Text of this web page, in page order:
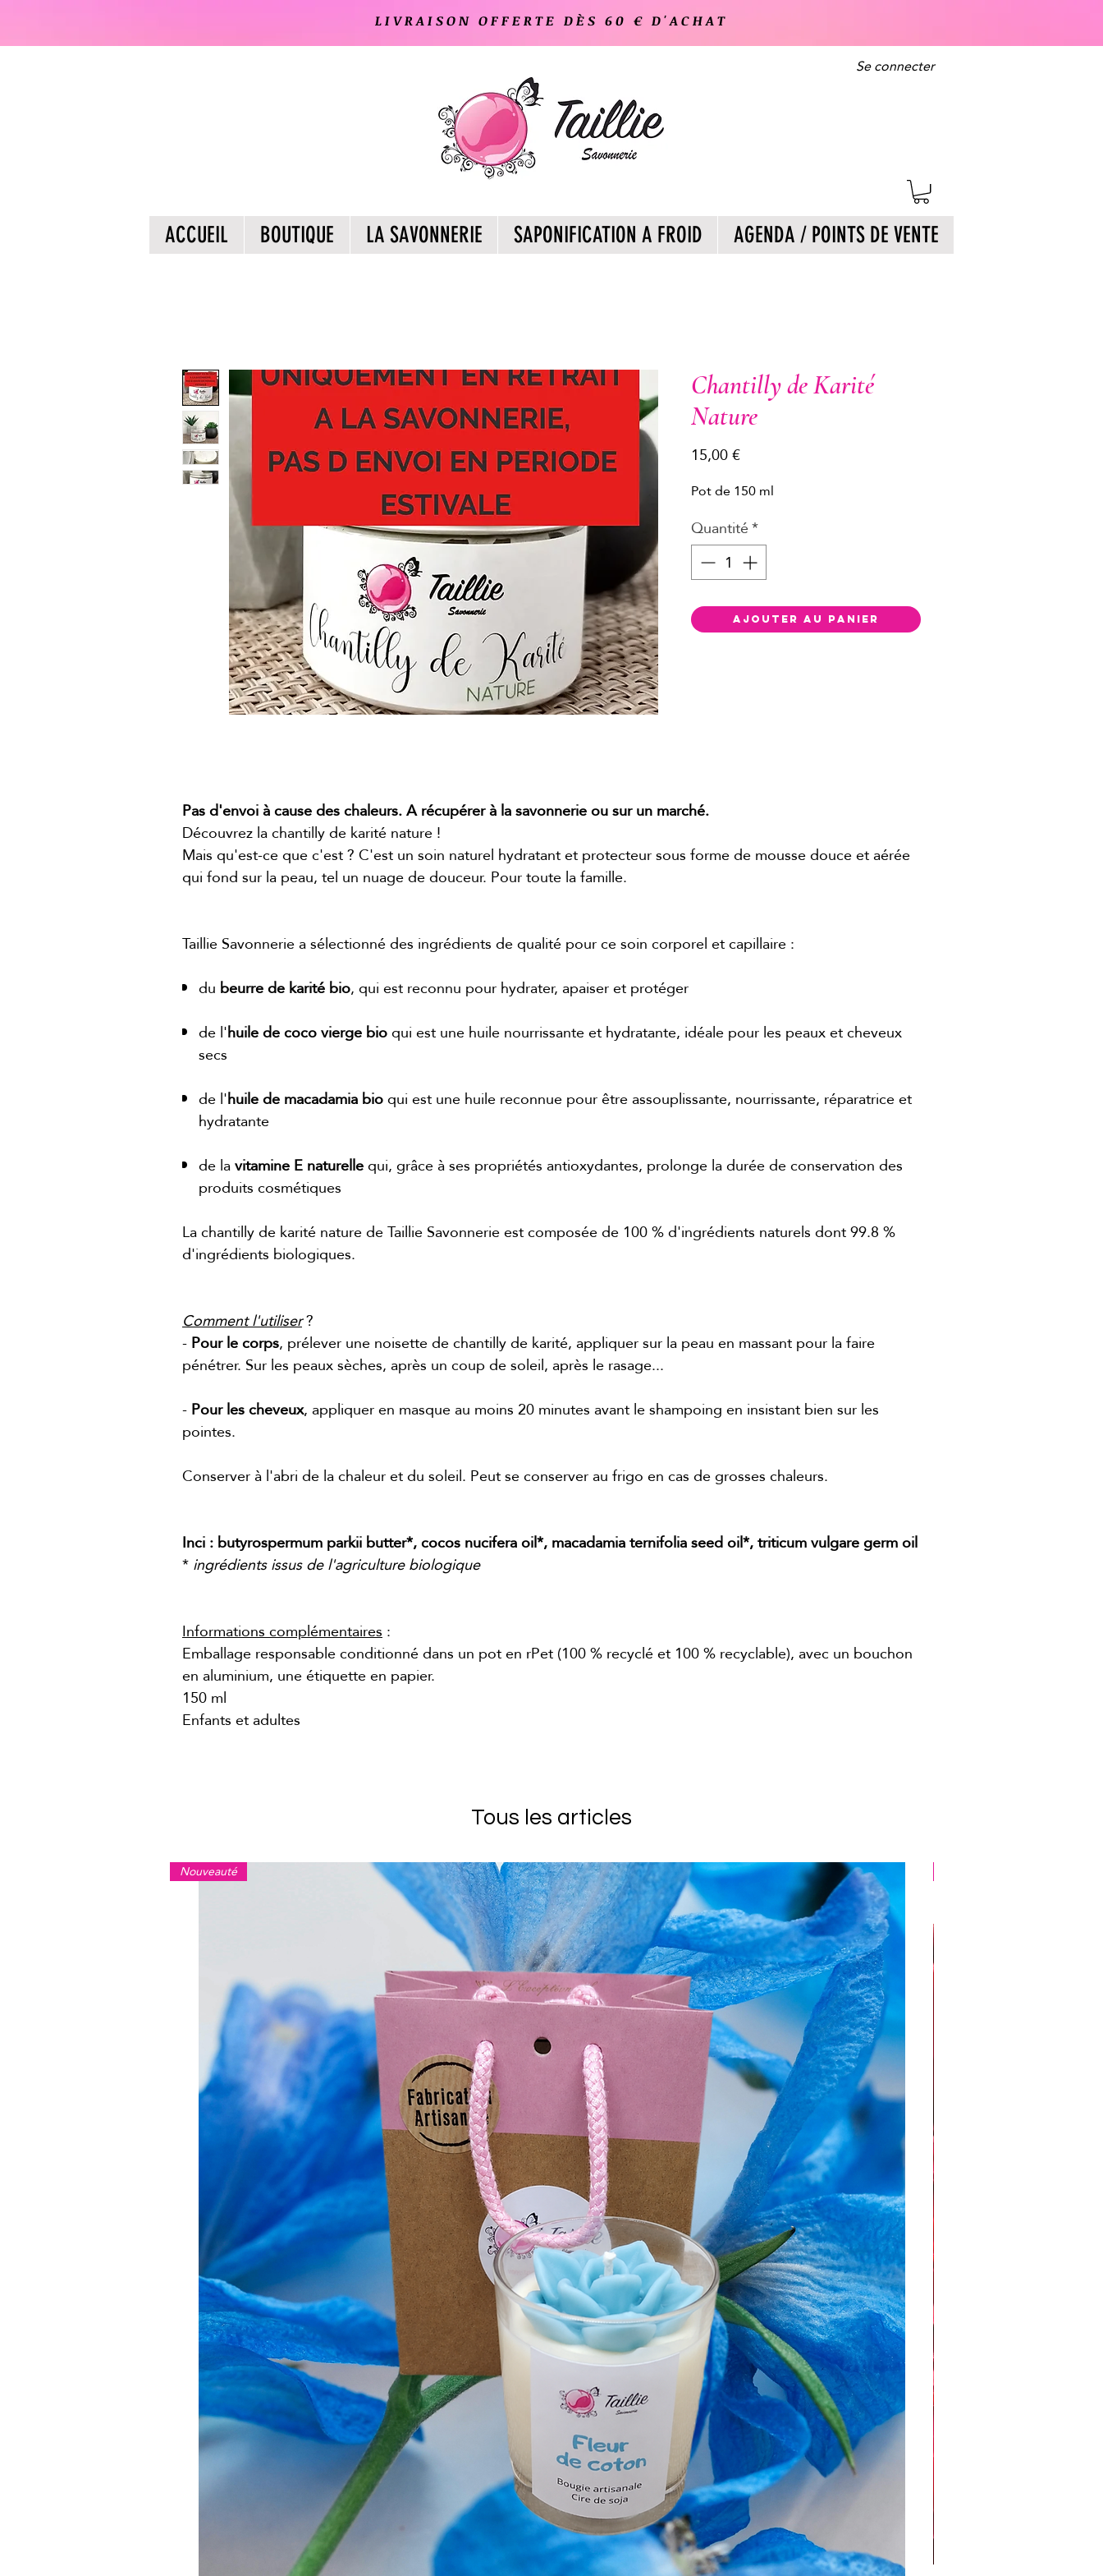
LIVRAISON OFFERTE DÈS 60 € D'ACHAT
Se connecter
ACCUEIL BOUTIQUE LA SAVONNERIE SAPONIFICATION A FROID AGENDA / POINTS DE VENTE
Chantilly de Karité
Nature
15,00 €Prix
Pot de 150 ml
Quantité*
Ajouter au panier
Pas d'envoi à cause des chaleurs. A récupérer à la savonnerie ou sur un marché.
Découvrez la chantilly de karité nature !
Mais qu'est-ce que c'est ? C'est un soin naturel hydratant et protecteur sous forme de mousse douce et aérée
qui fond sur la peau, tel un nuage de douceur. Pour toute la famille.
Taillie Savonnerie a sélectionné des ingrédients de qualité pour ce soin corporel et capillaire :
du beurre de karité bio, qui est reconnu pour hydrater, apaiser et protéger
de l'huile de coco vierge bioqui est une huile nourrissante et hydratante, idéale pour les peaux et cheveux
secs
de l'huile de macadamia bioqui est une huile reconnue pour être assouplissante, nourrissante, réparatrice et
hydratante
de lavitamine E naturellequi, grâce à ses propriétés antioxydantes, prolonge la durée de conservation des
produits cosmétiques
La chantilly de karité nature de Taillie Savonnerie est composée de 100 % d'ingrédients naturels dont 99.8 %
d'ingrédients biologiques.
Comment l'utiliser?
-Pour le corps, prélever une noisette de chantilly de karité, appliquer sur la peau en massant pour la faire
pénétrer. Sur les peaux sèches, après un coup de soleil, après le rasage...
-Pour les cheveux, appliquer en masque au moins 20 minutes avant le shampoing en insistant bien sur les
pointes.
Conserver à l'abri de la chaleur et du soleil. Peut se conserver au frigo en cas de grosses chaleurs.
Inci : butyrospermum parkii butter*, cocos nucifera oil*, macadamia ternifolia seed oil*, triticum vulgare germ oil
*ingrédients issus de l'agriculture biologique
Informations complémentaires:
Emballage responsable conditionné dans un pot en rPet (100 % recyclé et 100 % recyclable), avec un bouchon
en aluminium, une étiquette en papier.
150 ml
Enfants et adultes
Tous les articles
Nouveauté